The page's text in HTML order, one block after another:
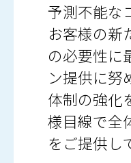
予測不能な
お客様の新
の必要性に
ン提供に努
体制の強化
様目線で全
をご提供し